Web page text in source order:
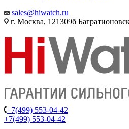
sales@hiwatch.ru
г. Москва, 121309б
+7(499) 553-04-42
+7(499) 553-04-42